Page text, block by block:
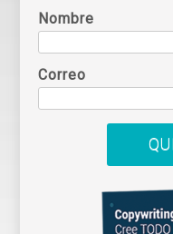
Nombre
Correo